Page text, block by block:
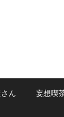
ん 妄想喫